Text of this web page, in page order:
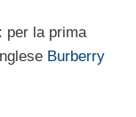
per la prima
Burberry